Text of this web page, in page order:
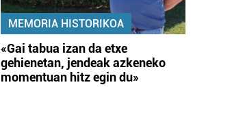
MEMORIA HISTORIKOA
«Gai tabua izan da etxe
gehienetan, jendeak azkeneko
momentuan hitz egin du»